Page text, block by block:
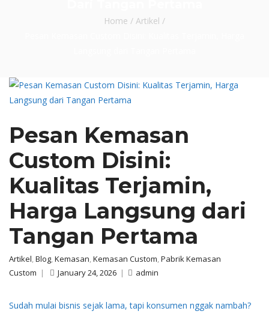
Home / Artikel /
Pesan Kemasan
Custom Disini:
Kualitas Terjamin,
Harga Langsung dari
Tangan Pertama
Artikel,Blog,Kemasan,Kemasan Custom,Pabrik Kemasan
Custom | January 24, 2026 | admin
Sudah mulai bisnis sejak lama, tapi konsumen nggak nambah?